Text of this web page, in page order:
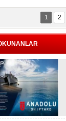
MESUT AZMİ GÖKSOY
1 2